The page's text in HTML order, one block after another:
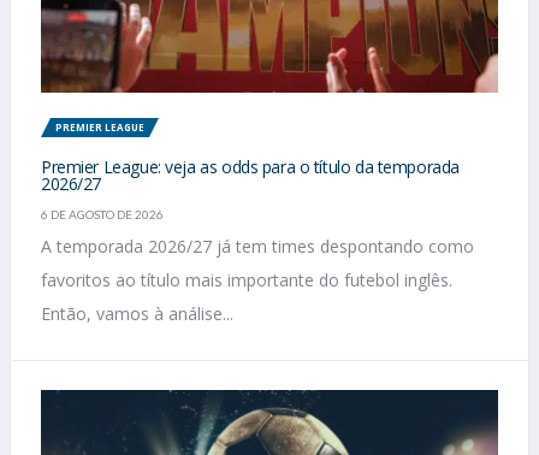
PREMIER LEAGUE
Premier League: veja as odds para o título da temporada
2026/27
6 DE AGOSTO DE 2026
A temporada 2026/27 já tem times despontando como
favoritos ao título mais importante do futebol inglês.
Então, vamos à análise...